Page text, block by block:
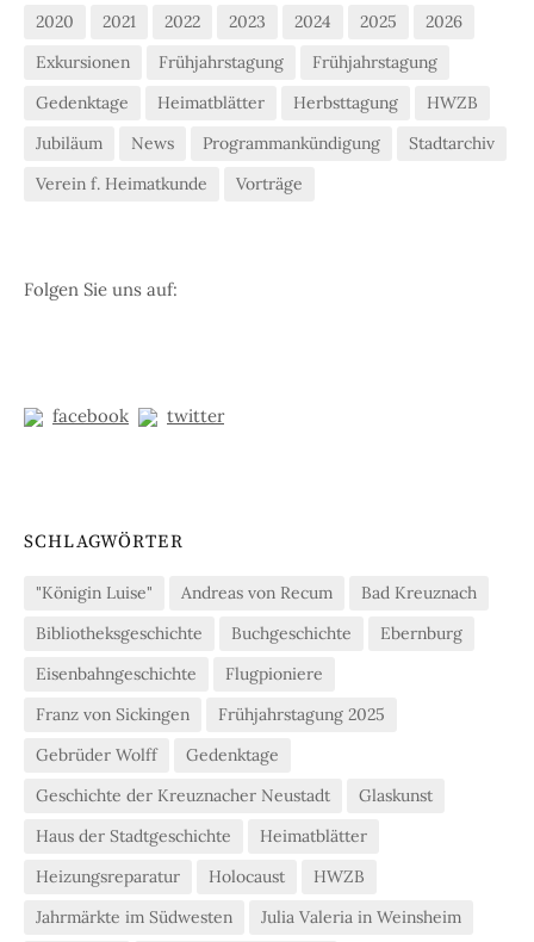
2020 2021 2022 2023 2024 2025
2026
Exkursionen
Frühjahrstagung
Frühjahrstagung
Gedenktage
Heimatblätter Herbsttagung
HWZB
Jubiläum
News Programmankündigung
Stadtarchiv
Verein f. Heimatkunde
Vorträge
Folgen Sie uns auf:
facebook twitter
SCHLAGWÖRTER
"Königin Luise" Andreas von Recum
Bad Kreuznach
Bibliotheksgeschichte
Buchgeschichte
Ebernburg
Eisenbahngeschichte
Flugpioniere
Franz von Sickingen
Frühjahrstagung 2025
Gebrüder Wolff
Gedenktage
Geschichte der Kreuznacher Neustadt
Glaskunst
Haus der Stadtgeschichte
Heimatblätter
Heizungsreparatur
Holocaust
HWZB
Jahrmärkte im Südwesten
Julia Valeria in Weinsheim